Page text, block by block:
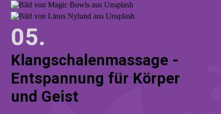
05.
Klangschalenmassage -
Entspannung für Körper
und Geist